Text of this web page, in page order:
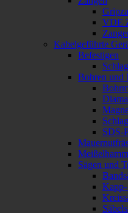
VDE
Kabelgeführte
Befestigen
Bohren und
SDS-
Sägen und
Kapp-